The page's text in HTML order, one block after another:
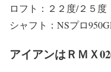
ロフト：２２度/２５度
シャフト：NSプロ
アイアンはＲＭＸ